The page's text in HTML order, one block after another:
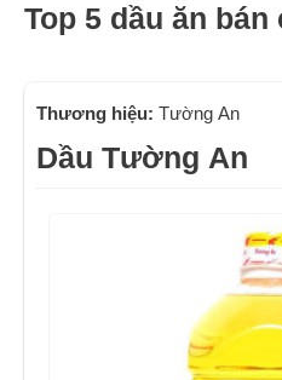
Top 5 dầu ăn bán
Thương hiệu: Tường An
Dầu Tường An